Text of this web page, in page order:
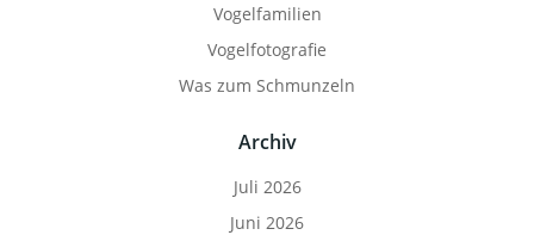
Vogelfamilien
Vogelfotografie
Was zum Schmunzeln
Archiv
Juli 2026
Juni 2026